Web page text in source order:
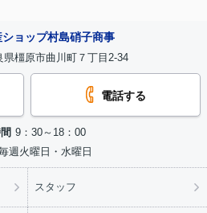
ョップ村島硝子商事
橿原市曲川町７丁目2-34
電話する
9：30～18：00
週火曜日・水曜日
スタッフ